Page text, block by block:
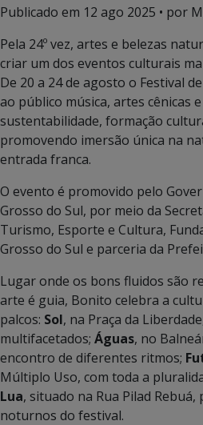
Publicado em 12 ago 2025 • por
Pela 24º vez, artes e belezas
criar um dos eventos culturais
De 20 a 24 de agosto o Festival
ao público música, artes cênicas
sustentabilidade, formação
promovendo imersão única na
entrada franca.
O evento é promovido pelo
Grosso do Sul, por meio da
Turismo, Esporte e Cultura,
Grosso do Sul e parceria da
Lugar onde os bons fluidos são
arte é guia, Bonito celebra a
palcos: Sol, na Praça da
multifacetados; Águas, no
encontro de diferentes ritmos;
Múltiplo Uso, com toda a
Lua, situado na Rua Pilad
noturnos do festival.